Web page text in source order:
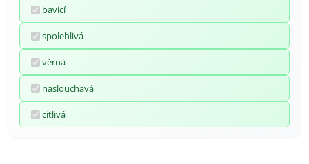
bavící
spolehlivá
věrná
naslouchavá
citlivá